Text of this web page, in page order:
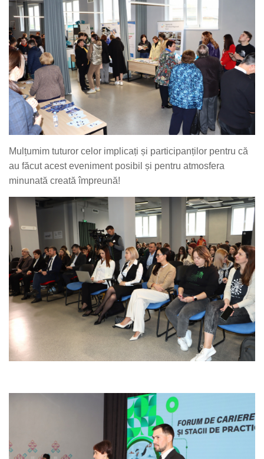
Mulțumim tuturor celor implicați și participanților pentru că
au făcut acest eveniment posibil și pentru atmosfera
minunată creată împreună!